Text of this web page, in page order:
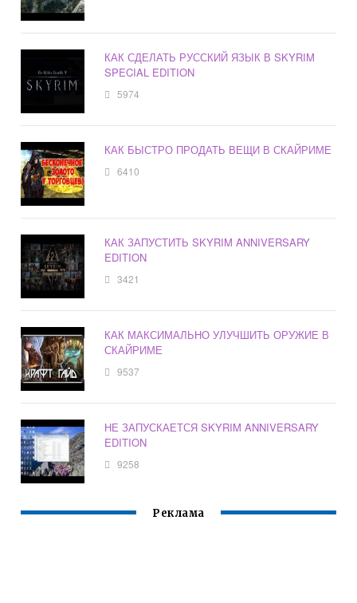
КАК СДЕЛАТЬ РУССКИЙ ЯЗЫК В SKYRIM
SPECIAL EDITION
5974
КАК БЫСТРО ПРОДАТЬ ВЕЩИ В СКАЙРИМЕ
6410
КАК ЗАПУСТИТЬ SKYRIM ANNIVERSARY
EDITION
3421
КАК МАКСИМАЛЬНО УЛУЧШИТЬ ОРУЖИЕ В
СКАЙРИМЕ
9537
НЕ ЗАПУСКАЕТСЯ SKYRIM ANNIVERSARY
EDITION
9258
Реклама